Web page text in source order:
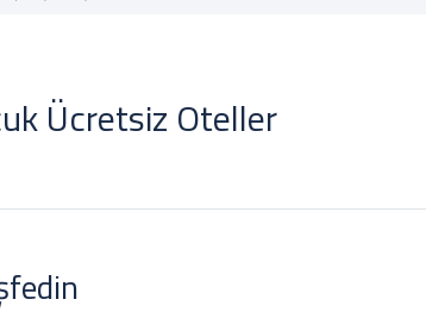
Ücretsiz Oteller